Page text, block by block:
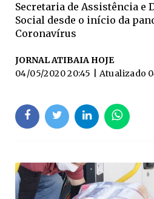
Secretaria de Assistência e
Social desde o início da
Coronavírus
JORNAL ATIBAIA HOJE
04/05/2020 20:45
| Atualizado